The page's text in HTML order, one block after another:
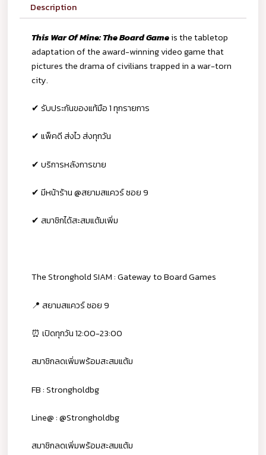
Description
This War Of Mine: The Board Gameis the tabletop
adaptation of the award-winning video game that
pictures the drama of civilians trapped in a war-torn
city.
✔ รับประกันของแท้มือ 1 ทุกรายการ
✔ แพ็คดี ส่งไว ส่งทุกวัน
✔ บริการหลังการขาย
✔ มีหน้าร้าน @สยามสแควร์ ซอย 9
✔ สมาชิกได้สะสมแต้มเพิ่ม
The Stronghold SIAM : Gateway to Board Games
📍 สยามสแควร์ ซอย 9
⏰ เปิดทุกวัน 12:00-23:00
สมาชิกลดเพิ่มพร้อมสะสมแต้ม
FB : Strongholdbg
Line@ : @Strongholdbg
สมาชิกลดเพิ่มพร้อมสะสมแต้ม